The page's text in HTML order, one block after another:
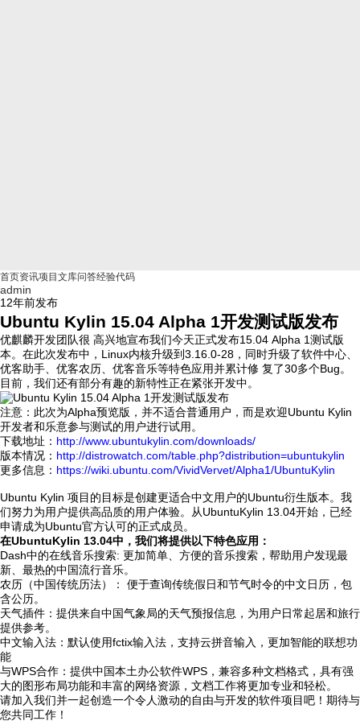
首页资讯项目 文库问答经验代码
admin
12年前发布
Ubuntu Kylin 15.04 Alpha 1开发测试版发布
优麒麟开发团队很 高兴地宣布我们今天正式发布15.04 Alpha 1测试版
本。在此次发布中，Linux内核升级到3.16.0-28，同时升级了软件中心、
优客助手、优客农历、优客音乐等特色应用并累计修 复了30多个Bug。
目前，我们还有部分有趣的新特性正在紧张开发中。
注意：此次为Alpha预览版，并不适合普通用户，而是欢迎Ubuntu Kylin
开发者和乐意参与测试的用户进行试用。
下载地址： http://www.ubuntukylin.com/downloads/
版本情况： http://distrowatch.com/table.php?distribution=ubuntukylin
更多信息： https://wiki.ubuntu.com/VividVervet/Alpha1/UbuntuKylin
Ubuntu Kylin 项目的目标是创建更适合中文用户的Ubuntu衍生版本。我
们努力为用户提供高品质的用户体验。从UbuntuKylin 13.04开始，已经
申请成为Ubuntu官方认可的正式成员。
在UbuntuKylin 13.04中，我们将提供以下特色应用：
Dash中的在线音乐搜索: 更加简单、方便的音乐搜索，帮助用户发现最
新、最热的中国流行音乐。
农历（中国传统历法）： 便于查询传统假日和节气时令的中文日历，包
含公历。
天气插件：提供来自中国气象局的天气预报信息，为用户日常起居和旅行
提供参考。
中文输入法：默认使用fctix输入法，支持云拼音输入，更加智能的联想功
能
与WPS合作：提供中国本土办公软件WPS，兼容多种文档格式，具有强
大的图形布局功能和丰富的网络资源，文档工作将更加专业和轻松。
请加入我们并一起创造一个令人激动的自由与开发的软件项目吧！期待与
您共同工作！